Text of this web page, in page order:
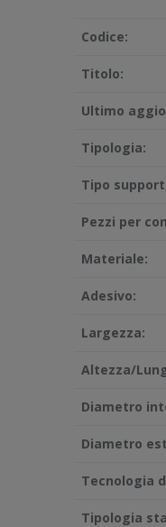
Codice:
Titolo:
Ultimo
Tipologia:
Tipo
Pezzi per
Materiale:
Adesivo:
Largezza:
Altezza/
Diametro
Diametro
Tecnologia
Tipologia